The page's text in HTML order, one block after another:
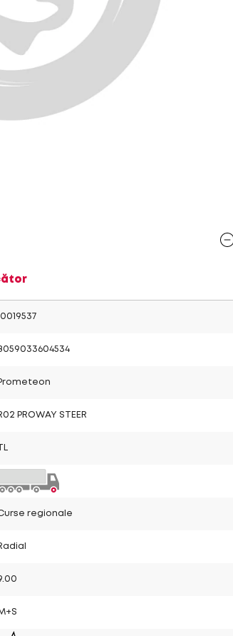
10019537
PROWAY STEER
regionale